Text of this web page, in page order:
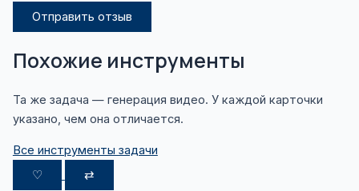
Отправить отзыв
Похожие инструменты
Та же задача — генерация видео. У каждой карточки
указано, чем она отличается.
Все инструменты задачи
♡
⇄